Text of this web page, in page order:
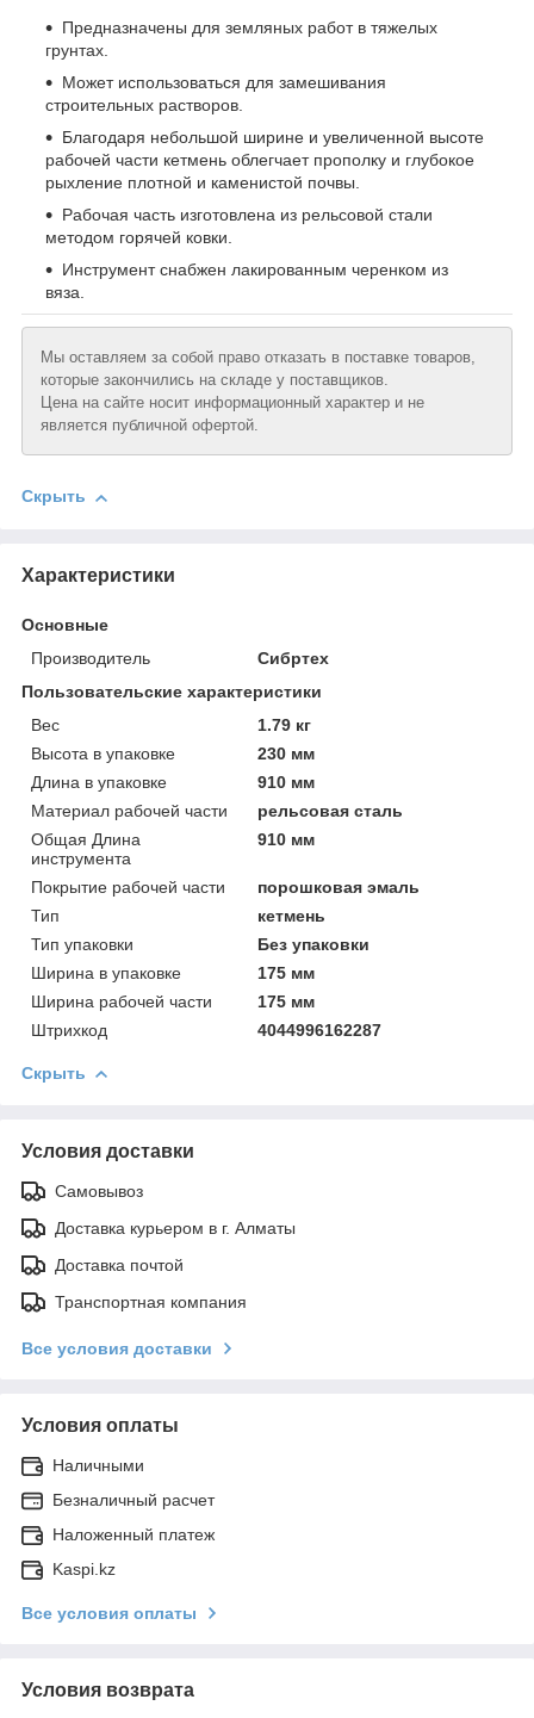
Предназначены для земляных работ в тяжелых
грунтах.
Может использоваться для замешивания
строительных растворов.
Благодаря небольшой ширине и увеличенной высоте
рабочей части кетмень облегчает прополку и глубокое
рыхление плотной и каменистой почвы.
Рабочая часть изготовлена из рельсовой стали
методом горячей ковки.
Инструмент снабжен лакированным черенком из
вяза.
Мы оставляем за собой право отказать в поставке товаров,
которые закончились на складе у поставщиков.
Цена на сайте носит информационный характер и не
является публичной офертой.
Скрыть
Характеристики
Основные
Производитель
Сибртех
Пользовательские характеристики
Вeс
1.79 кг
Высотa в упаковке
230 мм
Длинa в упаковке
910 мм
Материал рабочей части
рельсовая сталь
Общая Длинa
инструмента
910 мм
Покрытие рабочей части
порошковая эмаль
Тип
кетмень
Тип упаковки
Без упаковки
Ширинa в упаковке
175 мм
Ширинa рабочей части
175 мм
Штрихкод
4044996162287
Скрыть
Условия доставки
Самовывоз
Доставка курьером в г. Алматы
Доставка почтой
Транспортная компания
Все условия доставки
Условия оплаты
Наличными
Безналичный расчет
Наложенный платеж
Kaspi.kz
Все условия оплаты
Условия возврата